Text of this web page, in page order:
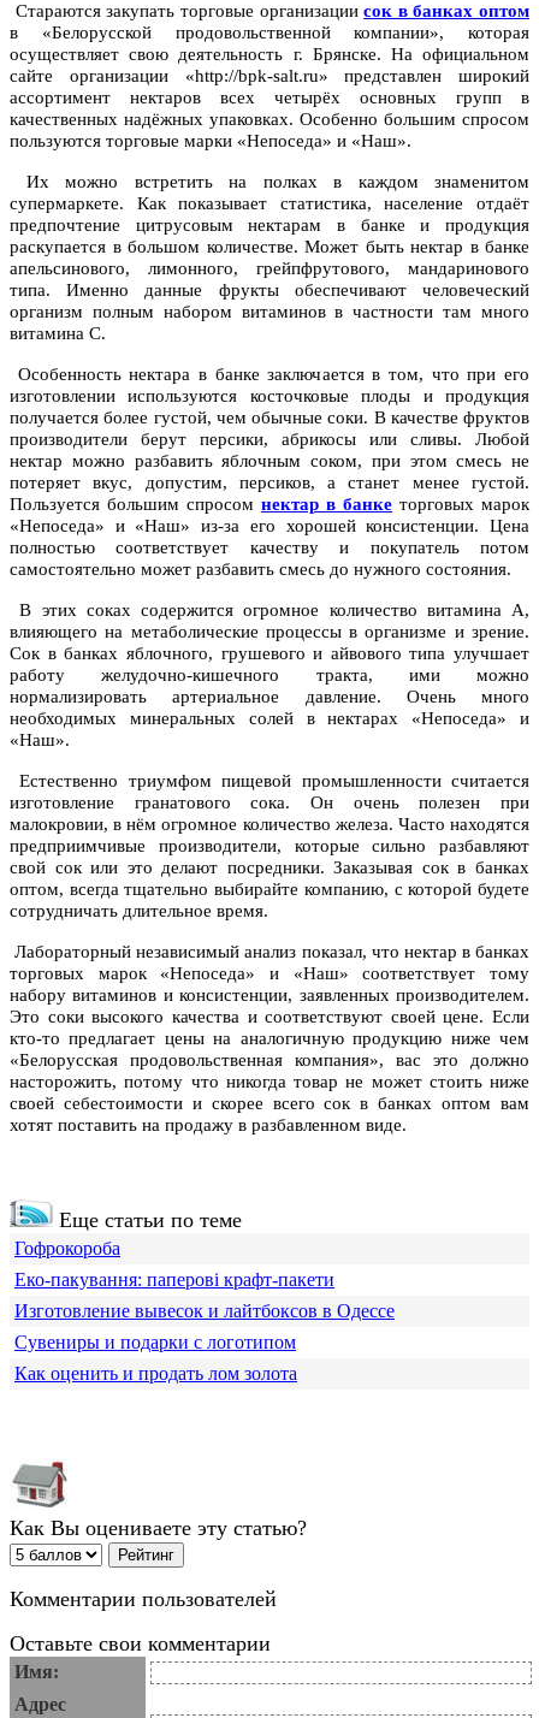
Стараются закупать торговые организациисок в банках оптом
в «Белорусской продовольственной компании», которая
осуществляет свою деятельность г. Брянске. На официальном
сайте организации «http://bpk-salt.ru» представлен широкий
ассортимент нектаров всех четырёх основных групп в
качественных надёжных упаковках. Особенно большим спросом
пользуются торговые марки «Непоседа» и «Наш».
Их можно встретить на полках в каждом знаменитом
супермаркете. Как показывает статистика, население отдаёт
предпочтение цитрусовым нектарам в банке и продукция
раскупается в большом количестве. Может быть нектар в банке
апельсинового, лимонного, грейпфрутового, мандаринового
типа. Именно данные фрукты обеспечивают человеческий
организм полным набором витаминов в частности там много
витамина С.
Особенность нектара в банке заключается в том, что при его
изготовлении используются косточковые плоды и продукция
получается более густой, чем обычные соки. В качестве фруктов
производители берут персики, абрикосы или сливы. Любой
нектар можно разбавить яблочным соком, при этом смесь не
потеряет вкус, допустим, персиков, а станет менее густой.
Пользуется большим спросом нектар в банке торговых марок
«Непоседа» и «Наш» из-за его хорошей консистенции. Цена
полностью соответствует качеству и покупатель потом
самостоятельно может разбавить смесь до нужного состояния.
В этих соках содержится огромное количество витамина А,
влияющего на метаболические процессы в организме и зрение.
Сок в банках яблочного, грушевого и айвового типа улучшает
работу желудочно-кишечного тракта, ими можно
нормализировать артериальное давление. Очень много
необходимых минеральных солей в нектарах «Непоседа» и
«Наш».
Естественно триумфом пищевой промышленности считается
изготовление гранатового сока. Он очень полезен при
малокровии, в нём огромное количество железа. Часто находятся
предприимчивые производители, которые сильно разбавляют
свой сок или это делают посредники. Заказывая сок в банках
оптом, всегда тщательно выбирайте компанию, с которой будете
сотрудничать длительное время.
Лабораторный независимый анализ показал, что нектар в банках
торговых марок «Непоседа» и «Наш» соответствует тому
набору витаминов и консистенции, заявленных производителем.
Это соки высокого качества и соответствуют своей цене. Если
кто-то предлагает цены на аналогичную продукцию ниже чем
«Белорусская продовольственная компания», вас это должно
насторожить, потому что никогда товар не может стоить ниже
своей себестоимости и скорее всего сок в банках оптом вам
хотят поставить на продажу в разбавленном виде.
Еще статьи по теме
Гофрокороба
Еко-пакування: паперові крафт-пакети
Изготовление вывесок и лайтбоксов в Одессе
Сувениры и подарки с логотипом
Как оценить и продать лом золота
Как Вы оцениваете эту статью?
Комментарии пользователей
Оставьте свои комментарии
Имя:
Адрес